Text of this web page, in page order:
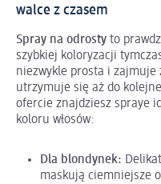
walce z czasem
Spray na odrosty to
szybkiej koloryzacji
niezwykle prosta i zajmuje
utrzymuje się aż do
ofercie znajdziesz spraye
koloru włosów:
Dla blondynek:
maskują ciemniejsze